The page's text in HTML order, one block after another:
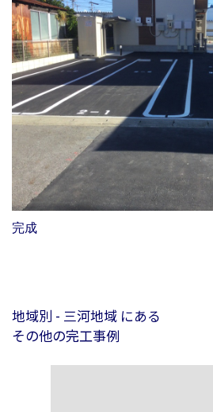
完成
地域別 - 三河地域 にある
その他の完工事例